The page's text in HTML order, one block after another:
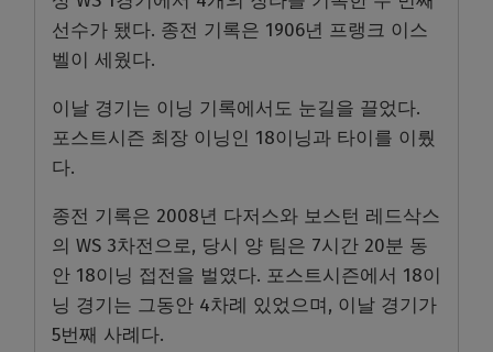
선수가 됐다. 종전 기록은 1906년 프랭크 이스
벨이 세웠다.
이날 경기는 이닝 기록에서도 눈길을 끌었다.
포스트시즌 최장 이닝인 18이닝과 타이를 이뤘
다.
종전 기록은 2008년 다저스와 보스턴 레드삭스
의 WS 3차전으로, 당시 양 팀은 7시간 20분 동
안 18이닝 접전을 벌였다. 포스트시즌에서 18이
닝 경기는 그동안 4차례 있었으며, 이날 경기가
5번째 사례다.